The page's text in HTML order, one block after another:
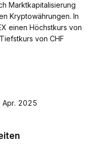
Marktkapitalisierung
Kryptowährungen. In
einen Höchstkurs von
von CHF
Apr. 2025